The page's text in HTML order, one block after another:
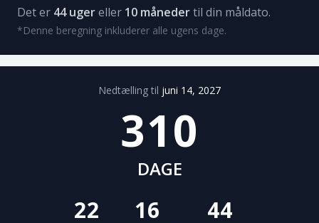
Det er 44 ugereller 10 månedertil din måldato.
*Denne beregning inkluderer alle ugens dage.
Nedtælling til juni 14, 2027
310
DAGE
22 16 44